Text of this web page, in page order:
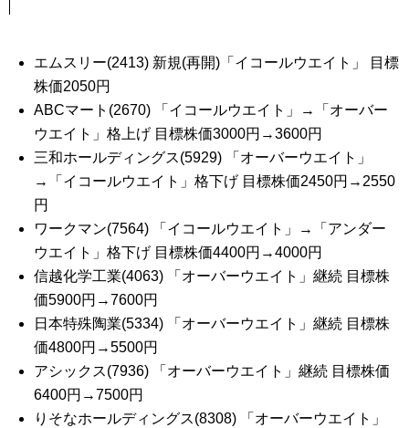
エムスリー(2413) 新規(再開)「イコールウエイト」 目標
株価2050円
ABCマート(2670) 「イコールウエイト」→「オーバー
ウエイト」格上げ 目標株価3000円→3600円
三和ホールディングス(5929) 「オーバーウエイト」
→「イコールウエイト」格下げ 目標株価2450円→2550
円
ワークマン(7564) 「イコールウエイト」→「アンダー
ウエイト」格下げ 目標株価4400円→4000円
信越化学工業(4063) 「オーバーウエイト」継続 目標株
価5900円→7600円
日本特殊陶業(5334) 「オーバーウエイト」継続 目標株
価4800円→5500円
アシックス(7936) 「オーバーウエイト」継続 目標株価
6400円→7500円
りそなホールディングス(8308) 「オーバーウエイト」